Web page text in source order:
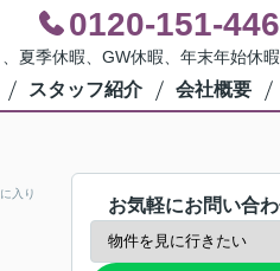
0120-151-446
夏季休暇、GW休暇、年末年始休暇
スタッフ紹介 会社概要
入り
お気軽にお問い合